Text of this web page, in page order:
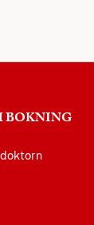
BOKNING